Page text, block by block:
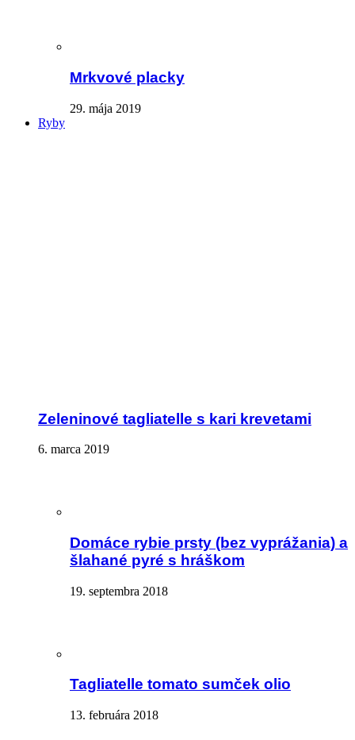
Mrkvové placky
29. mája 2019
Ryby
Zeleninové tagliatelle s kari krevetami
6. marca 2019
Domáce rybie prsty (bez vyprážania) a
šlahané pyré s hráškom
19. septembra 2018
Tagliatelle tomato sumček olio
13. februára 2018